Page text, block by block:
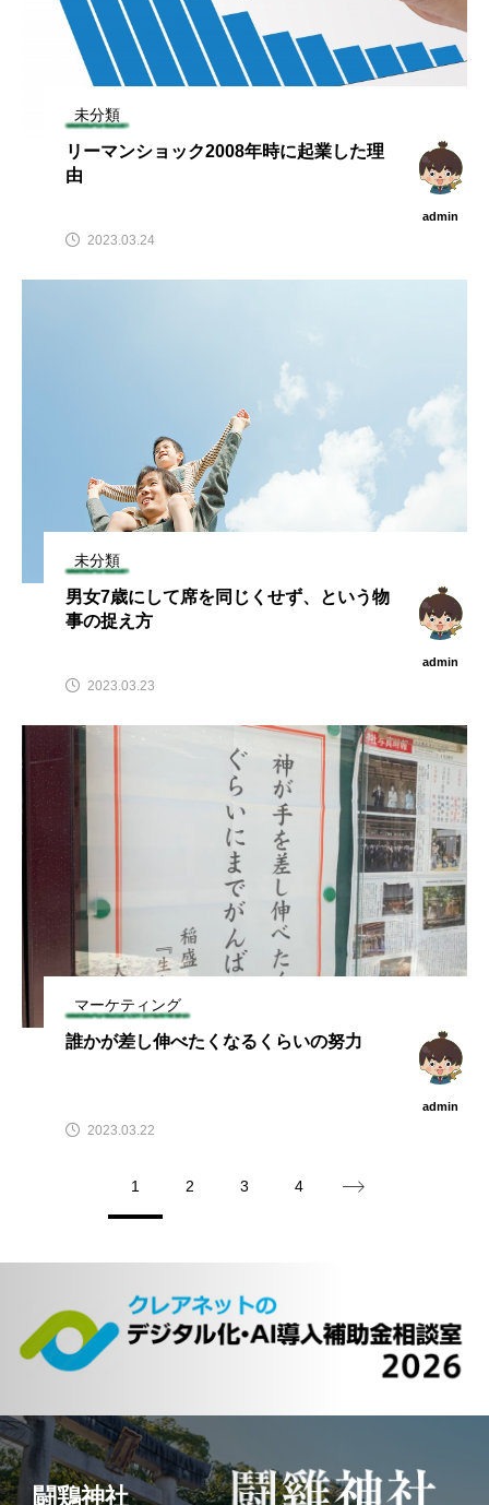
未分類
リーマンショック2008年時に起業した理
由
admin
2023.03.24
未分類
男女7歳にして席を同じくせず、という物
事の捉え方
admin
2023.03.23
マーケティング
誰かが差し伸べたくなるくらいの努力
admin
2023.03.22
1 2 3 4
闘鶏神社